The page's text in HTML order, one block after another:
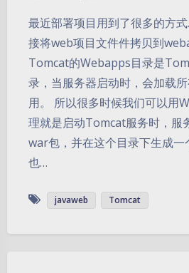
最近部署项目用到了很多的方
接将web项目文件件拷贝到
Tomcat的Webapps目录是
录，当服务器启动时，会加载
用。 所以很多时候我们可以用
理就是启动Tomcat服务时，服
war包，并在这个目录下生成一
也…
javaweb Tomcat